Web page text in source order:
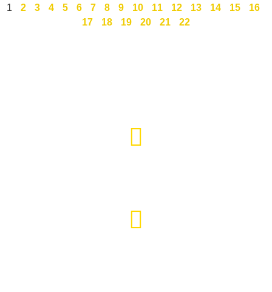
1 2 3 4 5 6 7 8 9 10 11 12 13 14 15
16
17
18 19 20 21 22